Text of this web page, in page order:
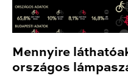
Mennyire
országos